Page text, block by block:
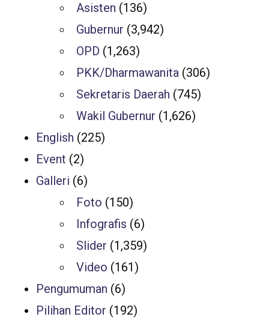
Asisten (136)
Gubernur (3,942)
OPD (1,263)
PKK/Dharmawanita (306)
Sekretaris Daerah (745)
Wakil Gubernur (1,626)
English (225)
Event (2)
Galleri (6)
Foto (150)
Infografis (6)
Slider (1,359)
Video (161)
Pengumuman (6)
Pilihan Editor (192)